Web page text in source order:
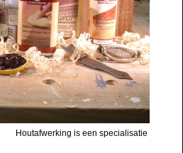
Houtafwerking is een specialisatie